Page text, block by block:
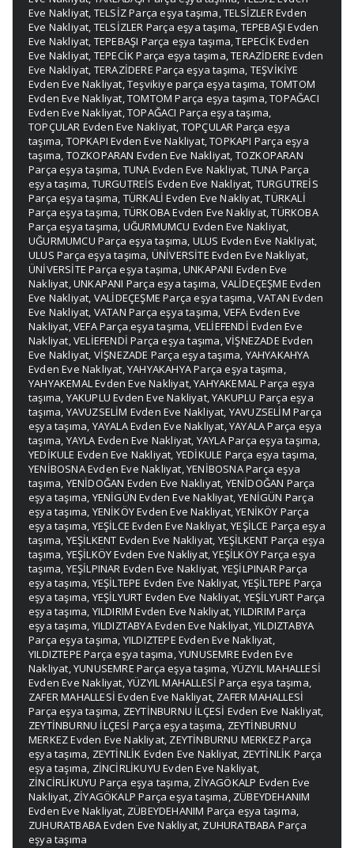
Eve Nakliyat, TELSİZ Parça eşya taşıma,TELSİZLER Evden
Eve Nakliyat, TELSİZLER Parça eşya taşıma, TEPEBAŞI Evden
Eve Nakliyat, TEPEBAŞI Parça eşya taşıma,TEPECİK Evden
Eve Nakliyat, TEPECİK Parça eşya taşıma,TERAZİDERE Evden
Eve Nakliyat, TERAZİDERE Parça eşya taşıma, TEŞVİKİYE
Evden Eve Nakliyat,Teşvikiye parça eşya taşıma, TOMTOM
Evden Eve Nakliyat,TOMTOM Parça eşya taşıma,TOPAĞACI
Evden Eve Nakliyat,TOPAĞACI Parça eşya taşıma,
TOPÇULAR Evden Eve Nakliyat, TOPÇULAR Parça eşya
taşıma, TOPKAPI Evden Eve Nakliyat,TOPKAPI Parça eşya
taşıma, TOZKOPARAN Evden Eve Nakliyat, TOZKOPARAN
Parça eşya taşıma, TUNA Evden Eve Nakliyat, TUNA Parça
eşya taşıma, TURGUTREİS Evden Eve Nakliyat, TURGUTREİS
Parça eşya taşıma, TÜRKALİ Evden Eve Nakliyat,TÜRKALİ
Parça eşya taşıma, TÜRKOBA Evden Eve Nakliyat,TÜRKOBA
Parça eşya taşıma, UĞURMUMCU Evden Eve Nakliyat,
UĞURMUMCU Parça eşya taşıma, ULUS Evden Eve Nakliyat,
ULUS Parça eşya taşıma, ÜNİVERSİTE Evden Eve Nakliyat,
ÜNİVERSİTE Parça eşya taşıma,UNKAPANI Evden Eve
Nakliyat,UNKAPANI Parça eşya taşıma, VALİDEÇEŞME Evden
Eve Nakliyat, VALİDEÇEŞME Parça eşya taşıma,VATAN Evden
Eve Nakliyat, VATAN Parça eşya taşıma, VEFA Evden Eve
Nakliyat,VEFA Parça eşya taşıma, VELİEFENDİ Evden Eve
Nakliyat,VELİEFENDİ Parça eşya taşıma,VİŞNEZADE Evden
Eve Nakliyat, VİŞNEZADE Parça eşya taşıma, YAHYAKAHYA
Evden Eve Nakliyat,YAHYAKAHYA Parça eşya taşıma,
YAHYAKEMAL Evden Eve Nakliyat,YAHYAKEMAL Parça eşya
taşıma, YAKUPLU Evden Eve Nakliyat,YAKUPLU Parça eşya
taşıma, YAVUZSELİM Evden Eve Nakliyat, YAVUZSELİM Parça
eşya taşıma, YAYALA Evden Eve Nakliyat,YAYALA Parça eşya
taşıma, YAYLA Evden Eve Nakliyat, YAYLA Parça eşya taşıma,
YEDİKULE Evden Eve Nakliyat, YEDİKULE Parça eşya taşıma,
YENİBOSNA Evden Eve Nakliyat,YENİBOSNA Parça eşya
taşıma, YENİDOĞAN Evden Eve Nakliyat, YENİDOĞAN Parça
eşya taşıma, YENİGÜN Evden Eve Nakliyat,YENİGÜN Parça
eşya taşıma, YENİKÖY Evden Eve Nakliyat,YENİKÖY Parça
eşya taşıma, YEŞİLCE Evden Eve Nakliyat,YEŞİLCE Parça eşya
taşıma, YEŞİLKENT Evden Eve Nakliyat, YEŞİLKENT Parça eşya
taşıma, YEŞİLKÖY Evden Eve Nakliyat,YEŞİLKÖY Parça eşya
taşıma, YEŞİLPINAR Evden Eve Nakliyat, YEŞİLPINAR Parça
eşya taşıma, YEŞİLTEPE Evden Eve Nakliyat, YEŞİLTEPE Parça
eşya taşıma, YEŞİLYURT Evden Eve Nakliyat, YEŞİLYURT Parça
eşya taşıma, YILDIRIM Evden Eve Nakliyat,YILDIRIM Parça
eşya taşıma, YILDIZTABYA Evden Eve Nakliyat,YILDIZTABYA
Parça eşya taşıma, YILDIZTEPE Evden Eve Nakliyat,
YILDIZTEPE Parça eşya taşıma,YUNUSEMRE Evden Eve
Nakliyat,YUNUSEMRE Parça eşya taşıma, YÜZYIL MAHALLESİ
Evden Eve Nakliyat,YÜZYIL MAHALLESİ Parça eşya taşıma,
ZAFER MAHALLESİ Evden Eve Nakliyat, ZAFER MAHALLESİ
Parça eşya taşıma, ZEYTİNBURNU İLÇESİ Evden Eve Nakliyat,
ZEYTİNBURNU İLÇESİ Parça eşya taşıma, ZEYTİNBURNU
MERKEZ Evden Eve Nakliyat, ZEYTİNBURNU MERKEZ Parça
eşya taşıma, ZEYTİNLİK Evden Eve Nakliyat, ZEYTİNLİK Parça
eşya taşıma, ZİNCİRLİKUYU Evden Eve Nakliyat,
ZİNCİRLİKUYU Parça eşya taşıma, ZİYAGÖKALP Evden Eve
Nakliyat, ZİYAGÖKALP Parça eşya taşıma, ZÜBEYDEHANIM
Evden Eve Nakliyat, ZÜBEYDEHANIM Parça eşya taşıma,
ZUHURATBABA Evden Eve Nakliyat, ZUHURATBABA Parça
eşya taşıma